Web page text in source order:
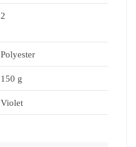
2
Polyester
150 g
Violet